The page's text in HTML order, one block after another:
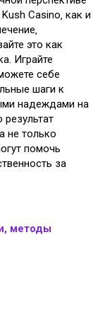
Casino‚ как и
это как
Играйте
себе
шаги к
надеждами на
не только
помочь
за
методы